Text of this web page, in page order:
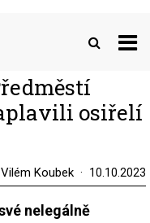
osiřelí
Vilém Koubek 10.10.2023
nelegálně